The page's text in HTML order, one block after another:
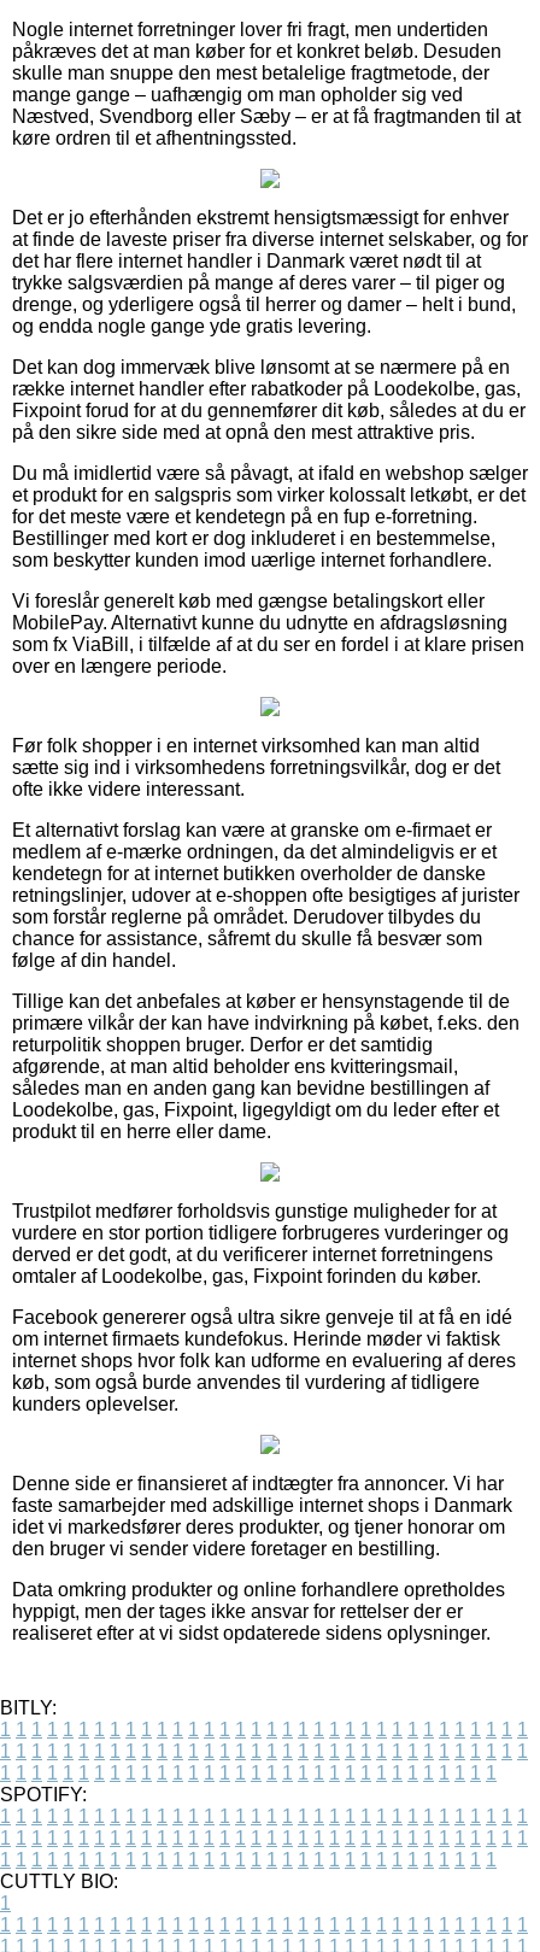
Nogle internet forretninger lover fri fragt, men undertiden
påkræves det at man køber for et konkret beløb. Desuden
skulle man snuppe den mest betalelige fragtmetode, der
mange gange – uafhængig om man opholder sig ved
Næstved, Svendborg eller Sæby – er at få fragtmanden til at
køre ordren til et afhentningssted.
Det er jo efterhånden ekstremt hensigtsmæssigt for enhver
at finde de laveste priser fra diverse internet selskaber, og for
det har flere internet handler i Danmark været nødt til at
trykke salgsværdien på mange af deres varer – til piger og
drenge, og yderligere også til herrer og damer – helt i bund,
og endda nogle gange yde gratis levering.
Det kan dog immervæk blive lønsomt at se nærmere på en
række internet handler efter rabatkoder på Loodekolbe, gas,
Fixpoint forud for at du gennemfører dit køb, således at du er
på den sikre side med at opnå den mest attraktive pris.
Du må imidlertid være så påvagt, at ifald en webshop sælger
et produkt for en salgspris som virker kolossalt letkøbt, er det
for det meste være et kendetegn på en fup e-forretning.
Bestillinger med kort er dog inkluderet i en bestemmelse,
som beskytter kunden imod uærlige internet forhandlere.
Vi foreslår generelt køb med gængse betalingskort eller
MobilePay. Alternativt kunne du udnytte en afdragsløsning
som fx ViaBill, i tilfælde af at du ser en fordel i at klare prisen
over en længere periode.
Før folk shopper i en internet virksomhed kan man altid
sætte sig ind i virksomhedens forretningsvilkår, dog er det
ofte ikke videre interessant.
Et alternativt forslag kan være at granske om e-firmaet er
medlem af e-mærke ordningen, da det almindeligvis er et
kendetegn for at internet butikken overholder de danske
retningslinjer, udover at e-shoppen ofte besigtiges af jurister
som forstår reglerne på området. Derudover tilbydes du
chance for assistance, såfremt du skulle få besvær som
følge af din handel.
Tillige kan det anbefales at køber er hensynstagende til de
primære vilkår der kan have indvirkning på købet, f.eks. den
returpolitik shoppen bruger. Derfor er det samtidig
afgørende, at man altid beholder ens kvitteringsmail,
således man en anden gang kan bevidne bestillingen af
Loodekolbe, gas, Fixpoint, ligegyldigt om du leder efter et
produkt til en herre eller dame.
Trustpilot medfører forholdsvis gunstige muligheder for at
vurdere en stor portion tidligere forbrugeres vurderinger og
derved er det godt, at du verificerer internet forretningens
omtaler af Loodekolbe, gas, Fixpoint forinden du køber.
Facebook genererer også ultra sikre genveje til at få en idé
om internet firmaets kundefokus. Herinde møder vi faktisk
internet shops hvor folk kan udforme en evaluering af deres
køb, som også burde anvendes til vurdering af tidligere
kunders oplevelser.
Denne side er finansieret af indtægter fra annoncer. Vi har
faste samarbejder med adskillige internet shops i Danmark
idet vi markedsfører deres produkter, og tjener honorar om
den bruger vi sender videre foretager en bestilling.
Data omkring produkter og online forhandlere opretholdes
hyppigt, men der tages ikke ansvar for rettelser der er
realiseret efter at vi sidst opdaterede sidens oplysninger.
BITLY:
1 1 1 1 1 1 1 1 1 1 1 1 1 1 1 1 1 1 1 1 1 1 1 1 1 1 1 1 1 1 1 1 1 1
1 1 1 1 1 1 1 1 1 1 1 1 1 1 1 1 1 1 1 1 1 1 1 1 1 1 1 1 1 1 1 1 1 1
1 1 1 1 1 1 1 1 1 1 1 1 1 1 1 1 1 1 1 1 1 1 1 1 1 1 1 1 1 1 1 1
SPOTIFY:
1 1 1 1 1 1 1 1 1 1 1 1 1 1 1 1 1 1 1 1 1 1 1 1 1 1 1 1 1 1 1 1 1 1
1 1 1 1 1 1 1 1 1 1 1 1 1 1 1 1 1 1 1 1 1 1 1 1 1 1 1 1 1 1 1 1 1 1
1 1 1 1 1 1 1 1 1 1 1 1 1 1 1 1 1 1 1 1 1 1 1 1 1 1 1 1 1 1 1 1
CUTTLY BIO:
1
1 1 1 1 1 1 1 1 1 1 1 1 1 1 1 1 1 1 1 1 1 1 1 1 1 1 1 1 1 1 1 1 1 1
1 1 1 1 1 1 1 1 1 1 1 1 1 1 1 1 1 1 1 1 1 1 1 1 1 1 1 1 1 1 1 1 1 1